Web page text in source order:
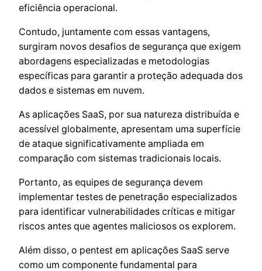
eficiência operacional.
Contudo, juntamente com essas vantagens,
surgiram novos desafios de segurança que exigem
abordagens especializadas e metodologias
específicas para garantir a proteção adequada dos
dados e sistemas em nuvem.
As aplicações SaaS, por sua natureza distribuída e
acessível globalmente, apresentam uma superfície
de ataque significativamente ampliada em
comparação com sistemas tradicionais locais.
Portanto, as equipes de segurança devem
implementar testes de penetração especializados
para identificar vulnerabilidades críticas e mitigar
riscos antes que agentes maliciosos os explorem.
Além disso, o pentest em aplicações SaaS serve
como um componente fundamental para